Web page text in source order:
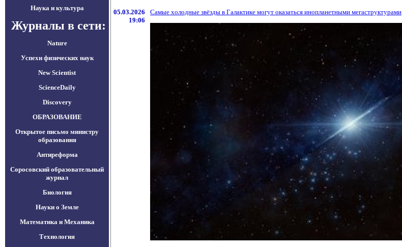
Наука и культура
Журналы в сети:
Nature
Успехи физических наук
New Scientist
ScienceDaily
Discovery
ОБРАЗОВАНИЕ
Открытое письмо министру
образования
Антиреформа
Соросовский образовательный
журнал
Биология
Науки о Земле
Математика и Механика
Технология
05.03.2026
19:06
Самые холодные звёзды в Галактике могут оказаться инопланетными мегаструктурами